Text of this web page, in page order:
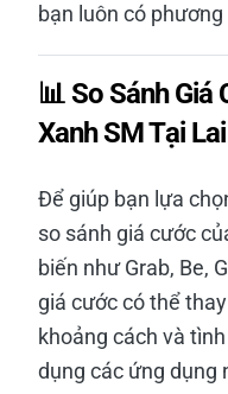
bạn luôn có
📊 So Sánh Giá
Xanh SM Tại
Để giúp bạn lựa
so sánh giá cước
biến như Grab, Be,
giá cước có thể
khoảng cách và
dụng các ứng dụng